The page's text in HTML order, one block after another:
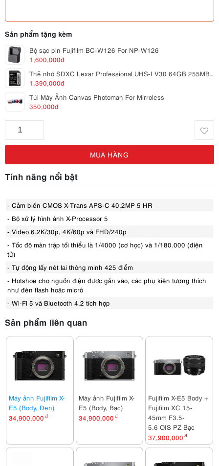
Sản phẩm tặng kèm
Bộ sạc pin Fujifilm BC‑W126 For NP-W126
1,600,000đ
Thẻ nhớ SDXC Lexar Professional UHS-I V30 64GB 255MB/ 135MB/ s
1,390,000đ
Túi Máy Ảnh Canvas Photoman For Mirroless
350,000đ
MUA HÀNG
Tính năng nổi bật
- Cảm biến CMOS X-Trans APS-C 40,2MP 5 HR
- Bộ xử lý hình ảnh X-Processor 5
- Video 6.2K/30p, 4K/60p và FHD/240p
- Tốc độ màn trập tối thiểu là 1/4000 (cơ học) và 1/180.000 (điện
tử)
- Tự động lấy nét lai thông minh 425 điểm
- Hotshoe cho nguồn điện được gắn vào, các phụ kiện tương thích
như đèn flash hoặc micrô
- Wi-Fi 5 và Bluetooth 4.2 tích hợp
Sản phẩm liên quan
Máy ảnh Fujifilm X-
E5 (Body, Đen)
34,900,000 đ
Máy ảnh Fujifilm X-
E5 (Body, Bạc)
34,900,000 đ
Fujifilm X-E5 Body +
Fujifilm XC 15-
45mm F3.5-
5.6 OIS PZ Bạc
37,900,000 đ